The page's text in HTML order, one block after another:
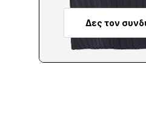
Δες τον